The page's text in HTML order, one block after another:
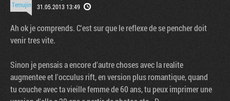
31.05.2013 13:49
Ah ok je comprends. C'est sur que le reflexe de se pencher doit
venir tres vite.
Sinon je pensais a encore d'autre choses avec la realite
augmentee et l'occulus rift, en version plus romantique, quand
tu couche avec ta vieille femme de 60 ans, tu peux imprimer une